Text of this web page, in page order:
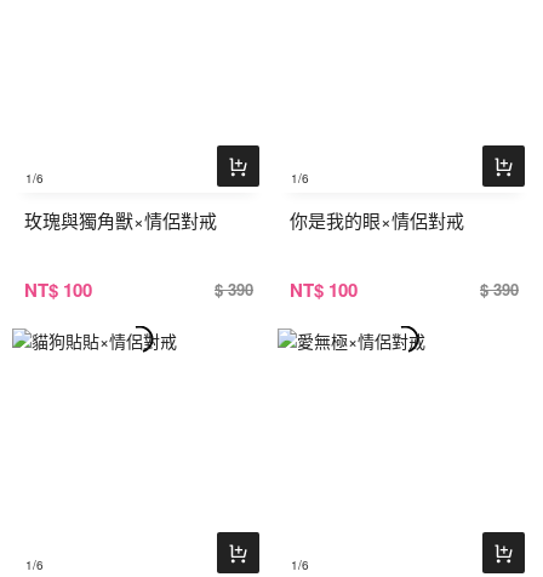
1/6
玫瑰與獨角獸×情侶對戒
NT$ 100 $ 390
1/6
你是我的眼×情侶對戒
NT$ 100 $ 390
1/6 1/6